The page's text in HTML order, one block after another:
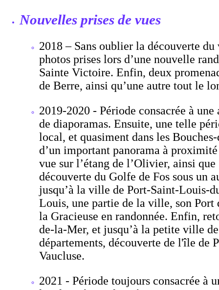
Nouvelles prises de vues
2018 – Sans oublier la découverte
photos prises lors d’une nouvelle
Sainte Victoire. Enfin, deux
de Berre, ainsi qu’une autre tout le
2019-2020 - Période consacrée à
de diaporamas. Ensuite, une telle
local, et quasiment dans les
d’un important panorama à
vue sur l’étang de l’Olivier, ainsi
découverte du Golfe de Fos sous un
jusqu’à la ville de Port-Saint-Louis-
Louis, une partie de la ville, son Port
la Gracieuse en randonnée. Enfin,
de-la-Mer, et jusqu’à la petite ville
départements, découverte de l'île de
Vaucluse.
2021 - Période toujours consacrée à